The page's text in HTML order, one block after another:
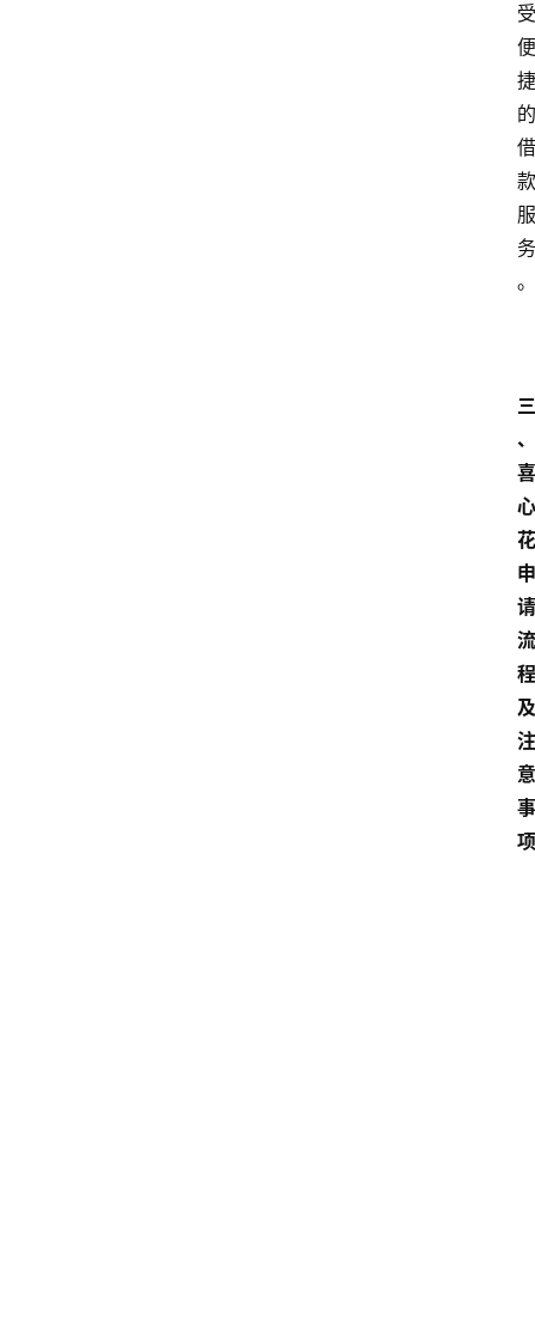
受
便
捷
的
借
款
服
务
。
三
、
喜
心
花
申
请
流
程
及
注
意
事
项